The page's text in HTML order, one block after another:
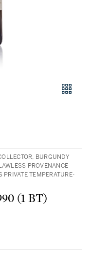
BURGUNDY
PROVENANCE
PRIVATE TEMPERATURE-
Château Cheval Blanc 1990 (1 BT)